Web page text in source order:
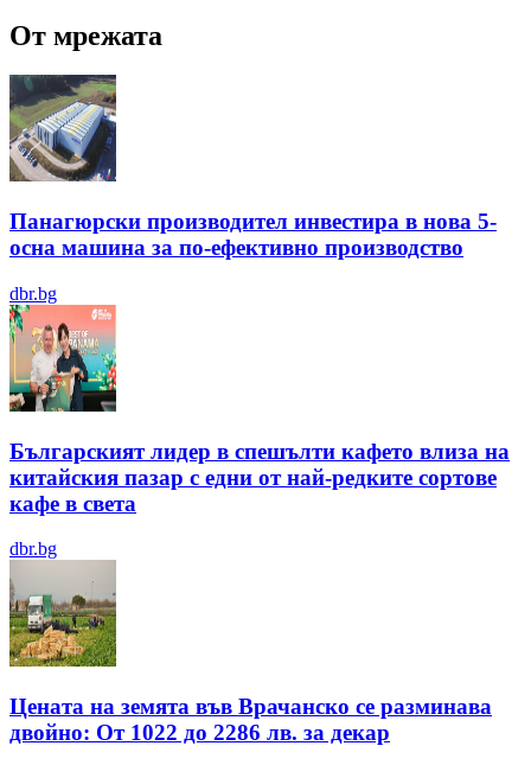
От мрежата
Панагюрски производител инвестира в нова 5-
осна машина за по-ефективно производство
dbr.bg
Българският лидер в спешълти кафето влиза на
китайския пазар с едни от най-редките сортове
кафе в света
dbr.bg
Цената на земята във Врачанско се разминава
двойно: От 1022 до 2286 лв. за декар